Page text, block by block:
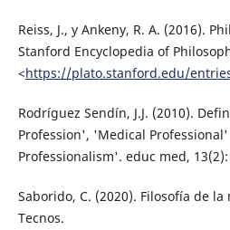
Reiss, J., y Ankeny, R. A. (2016).
Stanford Encyclopedia of
<https://plato.stanford.edu/
Rodríguez Sendín, J.J. (2010).
Profession', 'Medical
Professionalism'. educ med, 13(2):
Saborido, C. (2020). Filosofía de
Tecnos.